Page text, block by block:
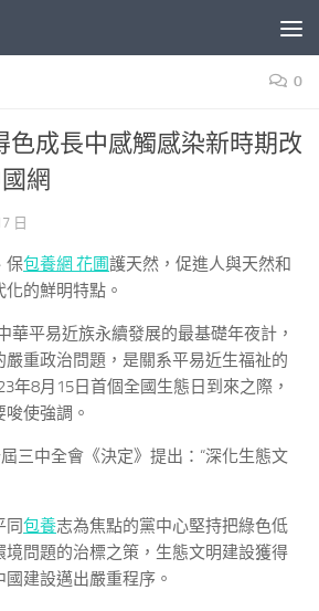
0
色成長中感觸感染新時期改
網
日
保包養網 花圃護天然，促進人與天然和
的鮮明特點。
華平易近族永續發展的最基礎年夜計，
重政治問題，是關系平易近生福祉的
年8月15日首個全國生態日到來之際，
使強調。
三中全會《決定》提出：“深化生態文
同包養志為焦點的黨中心堅持把綠色低
問題的治標之策，生態文明建設獲得
建設邁出嚴重程序。